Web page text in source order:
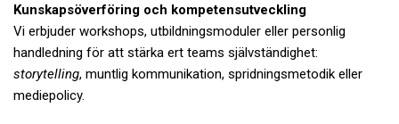
Kunskapsöverföring och kompetensutveckling
Vi erbjuder workshops, utbildningsmoduler eller personlig
handledning för att stärka ert teams självständighet:
storytelling, muntlig kommunikation, spridningsmetodik eller
mediepolicy.